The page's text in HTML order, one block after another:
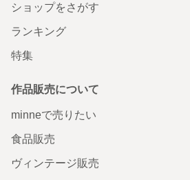
ショップをさがす
ランキング
特集
作品販売について
minneで売りたい
食品販売
ヴィンテージ販売